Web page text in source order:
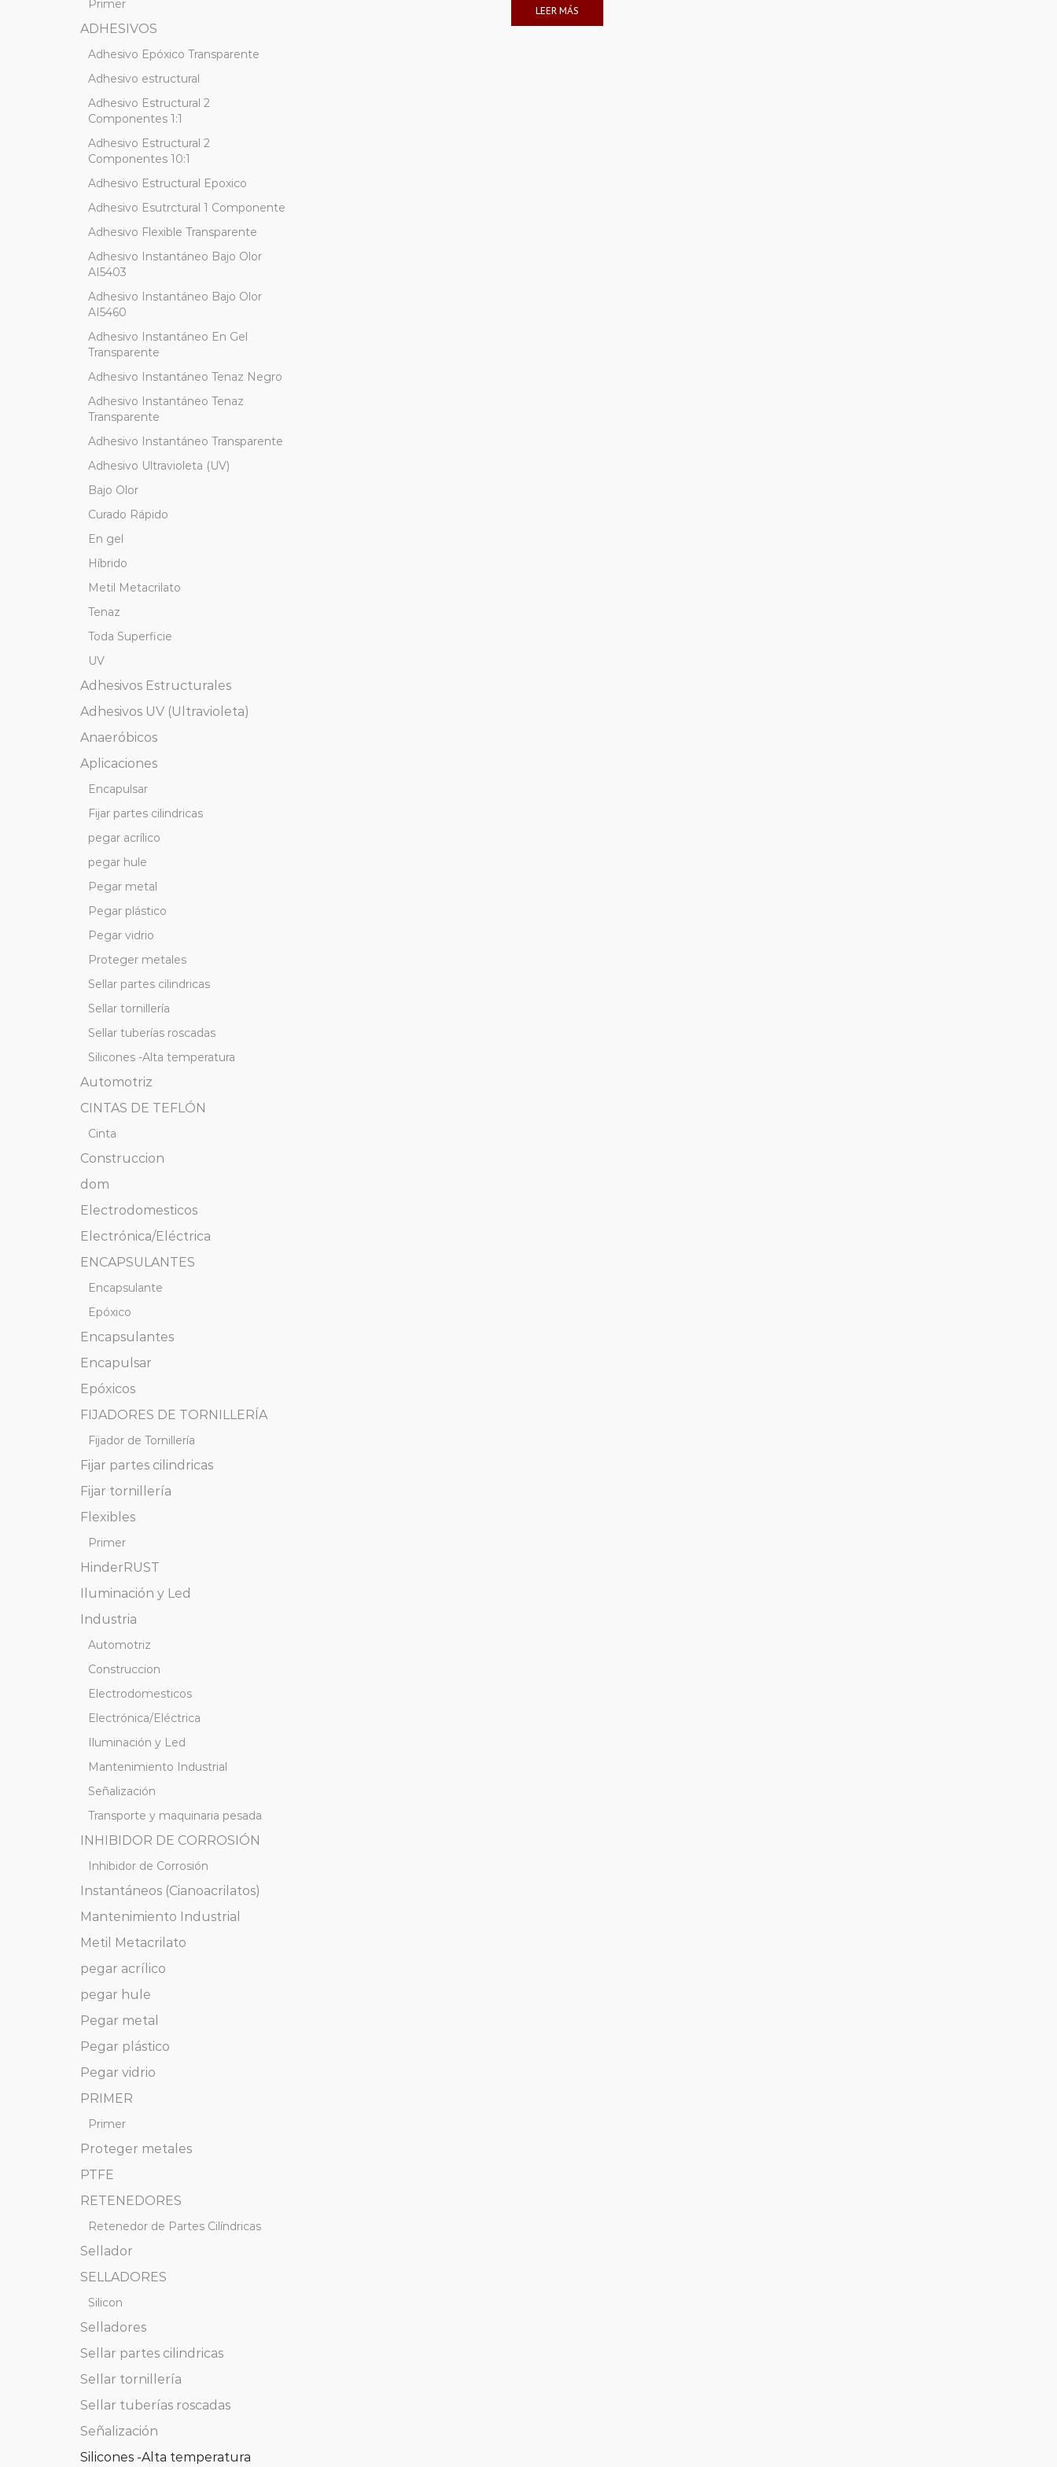
LEER MÁS
Primer
ADHESIVOS
Adhesivo Epóxico Transparente
Adhesivo estructural
Adhesivo Estructural 2
Componentes 1:1
Adhesivo Estructural 2
Componentes 10:1
Adhesivo Estructural Epoxico
Adhesivo Esutrctural 1 Componente
Adhesivo Flexible Transparente
Adhesivo Instantáneo Bajo Olor
AI5403
Adhesivo Instantáneo Bajo Olor
AI5460
Adhesivo Instantáneo En Gel
Transparente
Adhesivo Instantáneo Tenaz Negro
Adhesivo Instantáneo Tenaz
Transparente
Adhesivo Instantáneo Transparente
Adhesivo Ultravioleta (UV)
Bajo Olor
Curado Rápido
En gel
Híbrido
Metil Metacrilato
Tenaz
Toda Superficie
UV
Adhesivos Estructurales
Adhesivos UV (Ultravioleta)
Anaeróbicos
Aplicaciones
Encapulsar
Fijar partes cilindricas
pegar acrílico
pegar hule
Pegar metal
Pegar plástico
Pegar vidrio
Proteger metales
Sellar partes cilindricas
Sellar tornillería
Sellar tuberías roscadas
Silicones -Alta temperatura
Automotriz
CINTAS DE TEFLÓN
Cinta
Construccion
dom
Electrodomesticos
Electrónica/Eléctrica
ENCAPSULANTES
Encapsulante
Epóxico
Encapsulantes
Encapulsar
Epóxicos
FIJADORES DE TORNILLERÍA
Fijador de Tornillería
Fijar partes cilindricas
Fijar tornillería
Flexibles
Primer
HinderRUST
Iluminación y Led
Industria
Automotriz
Construccion
Electrodomesticos
Electrónica/Eléctrica
Iluminación y Led
Mantenimiento Industrial
Señalización
Transporte y maquinaria pesada
INHIBIDOR DE CORROSIÓN
Inhibidor de Corrosión
Instantáneos (Cianoacrilatos)
Mantenimiento Industrial
Metil Metacrilato
pegar acrílico
pegar hule
Pegar metal
Pegar plástico
Pegar vidrio
PRIMER
Primer
Proteger metales
PTFE
RETENEDORES
Retenedor de Partes Cilíndricas
Sellador
SELLADORES
Silicon
Selladores
Sellar partes cilindricas
Sellar tornillería
Sellar tuberías roscadas
Señalización
Silicones -Alta temperatura